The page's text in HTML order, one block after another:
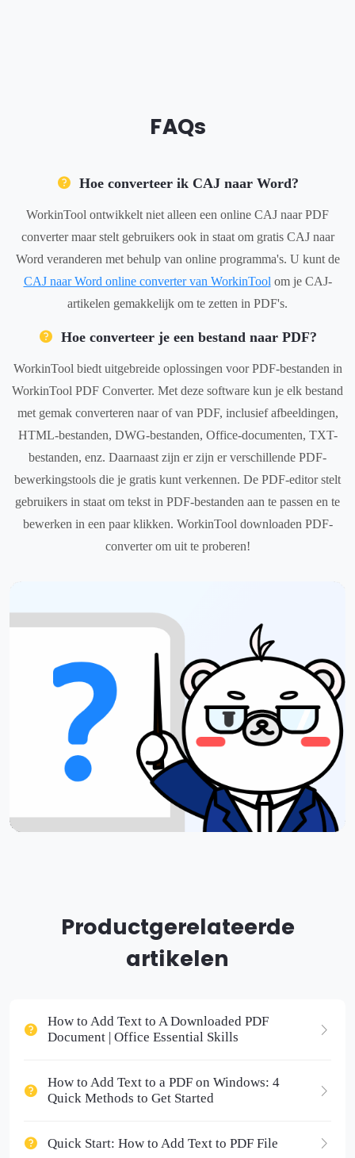
FAQs
Hoe converteer ik CAJ naar Word?
WorkinTool ontwikkelt niet alleen een online CAJ naar PDF
converter maar stelt gebruikers ook in staat om gratis CAJ naar
Word veranderen met behulp van online programma's. U kunt de
CAJ naar Word online converter van WorkinTool om je CAJ-
artikelen gemakkelijk om te zetten in PDF's.
Hoe converteer je een bestand naar PDF?
WorkinTool biedt uitgebreide oplossingen voor PDF-bestanden in
WorkinTool PDF Converter. Met deze software kun je elk bestand
met gemak converteren naar of van PDF, inclusief afbeeldingen,
HTML-bestanden, DWG-bestanden, Office-documenten, TXT-
bestanden, enz. Daarnaast zijn er zijn er verschillende PDF-
bewerkingstools die je gratis kunt verkennen. De PDF-editor stelt
gebruikers in staat om tekst in PDF-bestanden aan te passen en te
bewerken in een paar klikken. WorkinTool downloaden PDF-
converter om uit te proberen!
Productgerelateerde
artikelen
How to Add Text to A Downloaded PDF
Document | Office Essential Skills
How to Add Text to a PDF on Windows: 4
Quick Methods to Get Started
Quick Start: How to Add Text to PDF File